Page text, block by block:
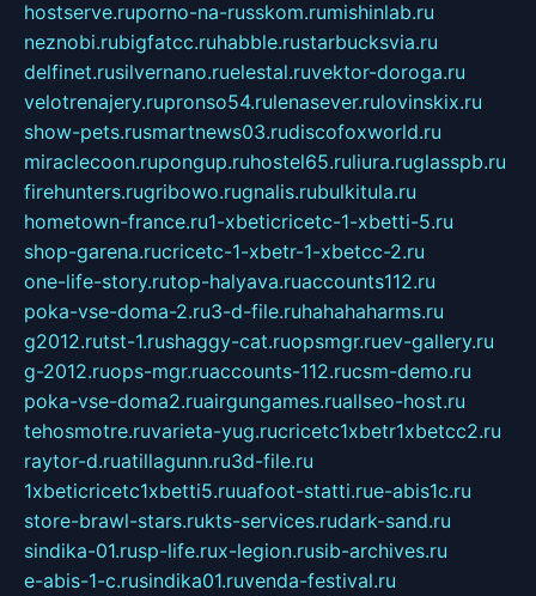
hostserve.ruporno-na-russkom.rumishinlab.ru
neznobi.rubigfatcc.ruhabble.rustarbucksvia.ru
delfinet.rusilvernano.ruelestal.ruvektor-doroga.ru
velotrenajery.rupronso54.rulenasever.rulovinskix.ru
show-pets.rusmartnews03.rudiscofoxworld.ru
miraclecoon.rupongup.ruhostel65.ruliura.ruglasspb.ru
firehunters.rugribowo.rugnalis.rubulkitula.ru
hometown-france.ru1-xbeticricetc-1-xbetti-5.ru
shop-garena.rucricetc-1-xbetr-1-xbetcc-2.ru
one-life-story.rutop-halyava.ruaccounts112.ru
poka-vse-doma-2.ru3-d-file.ruhahahaharms.ru
g2012.rutst-1.rushaggy-cat.ruopsmgr.ruev-gallery.ru
g-2012.ruops-mgr.ruaccounts-112.rucsm-demo.ru
poka-vse-doma2.ruairgungames.ruallseo-host.ru
tehosmotre.ruvarieta-yug.rucricetc1xbetr1xbetcc2.ru
raytor-d.ruatillagunn.ru3d-file.ru
1xbeticricetc1xbetti5.ruuafoot-statti.rue-abis1c.ru
store-brawl-stars.rukts-services.rudark-sand.ru
sindika-01.rusp-life.rux-legion.rusib-archives.ru
e-abis-1-c.rusindika01.ruvenda-festival.ru